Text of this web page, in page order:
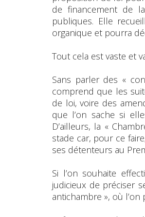
de financement de
publiques. Elle
organique et pourra
Tout cela est vaste et
Sans parler des «
comprend que les
de loi, voire des
que l’on sache si
D’ailleurs, la «
stade car, pour ce
ses détenteurs au
Si l’on souhaite
judicieux de préciser
antichambre », où